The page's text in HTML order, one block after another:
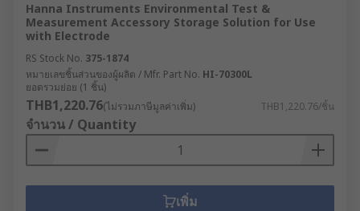
Hanna Instruments Environmental Test &
Measurement Accessory Storage Solution for Use
with Electrode
RS Stock No. 375-1874
หมายเลขชิ้นส่วนของผู้ผลิต / Mfr. Part No. HI-70300L
ยอดรวมย่อย (1 ชิ้น)
THB1,220.76(ไม่รวมภาษีมูลค่าเพิ่ม) THB1,220.76/ชิ้น
จำนวน / Quantity
เพิ่ม